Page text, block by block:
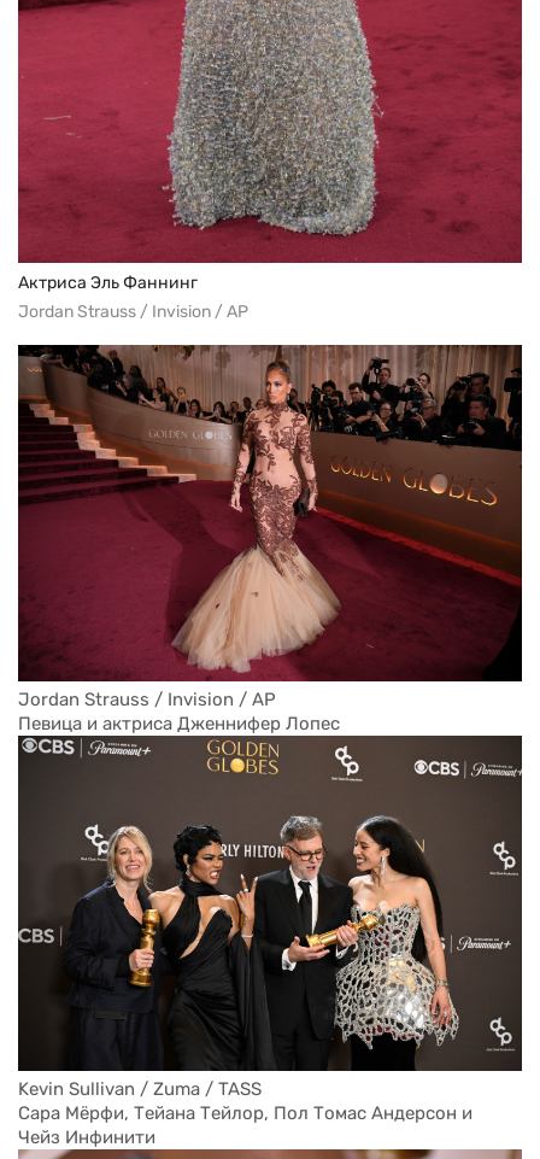
Актриса Эль Фаннинг
Jordan Strauss / Invision / AP
Jordan Strauss / Invision / AP
Певица и актриса Дженнифер Лопес
Kevin Sullivan / Zuma / TASS
Сара Мёрфи, Тейана Тейлор, Пол Томас Андерсон и
Чейз Инфинити